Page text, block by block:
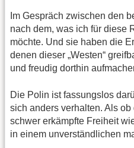
Im Gespräch zwischen den
nach dem, was ich für diese
möchte. Und sie haben die
denen dieser „Westen“
und freudig dorthin
Die Polin ist fassungslos
sich anders verhalten. Als
schwer erkämpfte Freiheit
in einem unverständlichen